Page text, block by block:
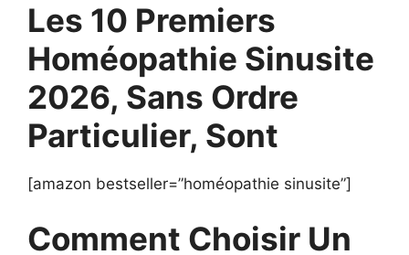
Les 10 Premiers
Homéopathie Sinusite
2026, Sans Ordre
Particulier, Sont
[amazon bestseller=”homéopathie sinusite”]
Comment Choisir Un